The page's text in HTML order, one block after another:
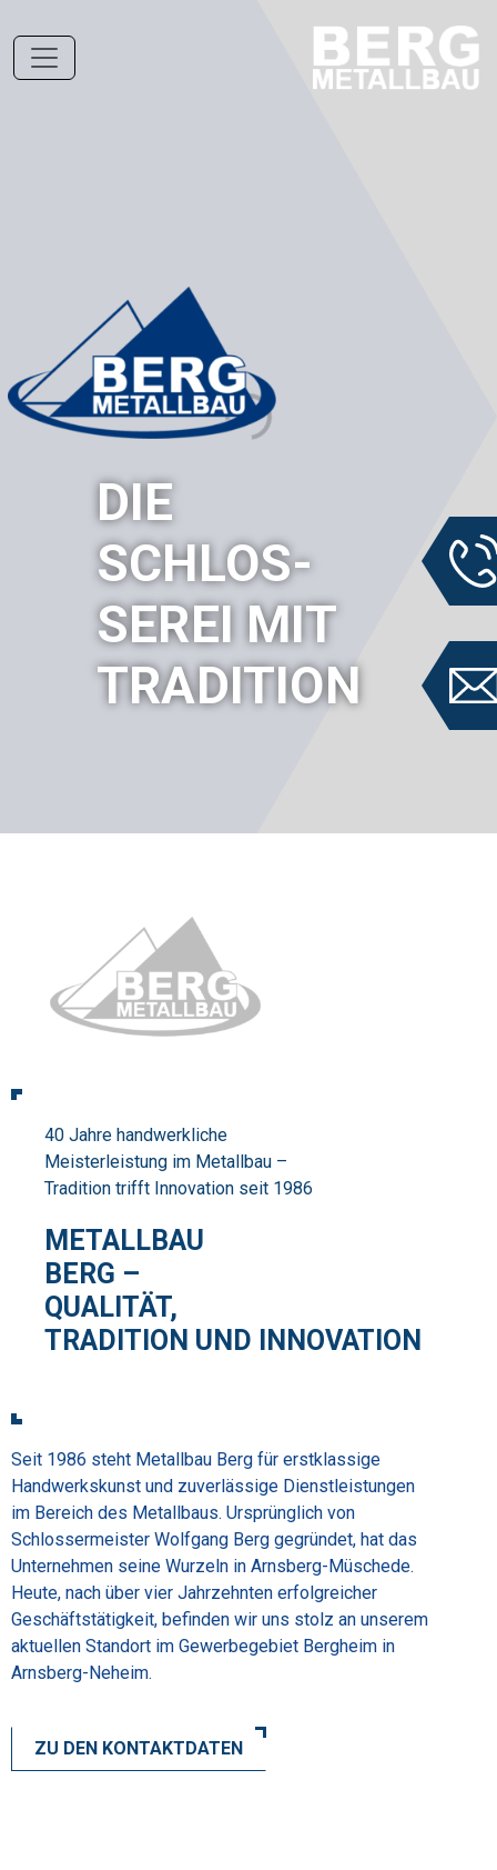
DIE
SCHLOS-
SEREI MIT
TRADITION
40 Jahre handwerkliche
Meisterleistung im Metallbau –
Tradition trifft Innovation seit 1986
METALLBAU
BERG –
QUALITÄT,
TRADITION UND INNOVATION
Seit 1986 steht Metallbau Berg für erstklassige
Handwerkskunst und zuverlässige Dienstleistungen
im Bereich des Metallbaus. Ursprünglich von
Schlossermeister Wolfgang Berg gegründet, hat das
Unternehmen seine Wurzeln in Arnsberg-Müschede.
Heute, nach über vier Jahrzehnten erfolgreicher
Geschäftstätigkeit, befinden wir uns stolz an unserem
aktuellen Standort im Gewerbegebiet Bergheim in
Arnsberg-Neheim.
ZU DEN KONTAKTDATEN